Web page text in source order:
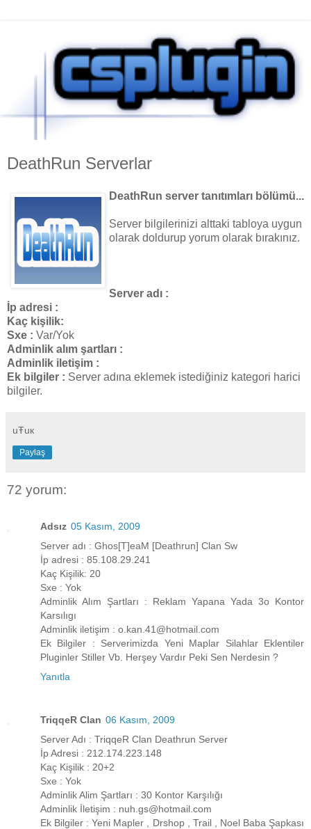
DeathRun Serverlar
DeathRun server tanıtımları bölümü...
Server bilgilerinizi alttaki tabloya uygun
olarak doldurup yorum olarak bırakınız.
Server adı :
İp adresi :
Kaç kişilik:
Sxe : Var/Yok
Adminlik alım şartları :
Adminlik iletişim :
Ek bilgiler : Server adına eklemek istediğiniz kategori harici
bilgiler.
uŦuк
Paylaş
72 yorum:
Adsız 05 Kasım, 2009
Server adı : Ghos[T]eaM [Deathrun] Clan Sw
İp adresi : 85.108.29.241
Kaç Kişilik: 20
Sxe : Yok
Adminlik Alım Şartları : Reklam Yapana Yada 3o Kontor
Karsılıgı
Adminlik iletişim : o.kan.41@hotmail.com
Ek Bilgiler : Serverimizda Yeni Maplar Silahlar Eklentiler
Pluginler Stiller Vb. Herşey Vardır Peki Sen Nerdesin ?
Yanıtla
TriqqeR Clan 06 Kasım, 2009
Server Adı : TriqqeR Clan Deathrun Server
İp Adresi : 212.174.223.148
Kaç Kişilik : 20+2
Sxe : Yok
Adminlik Alim Şartları : 30 Kontor Karşılığı
Adminlik İletişim : nuh.gs@hotmail.com
Ek Bilgiler : Yeni Mapler , Drshop , Trail , Noel Baba Şapkası